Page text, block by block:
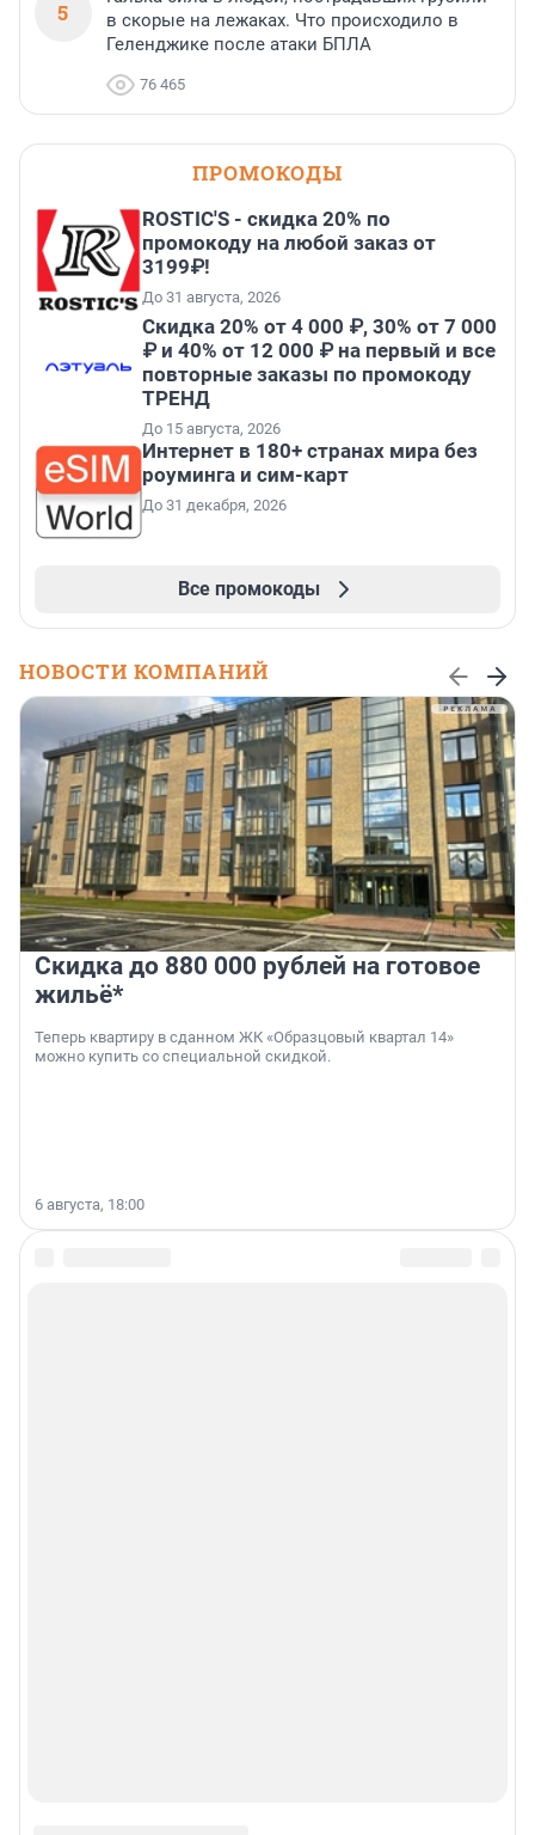
5
в скорые на лежаках. Что происходило в
Геленджике после атаки БПЛА
76 465
ПРОМОКОДЫ
ROSTIC'S - скидка 20% по
промокоду на любой заказ от
3199₽!
До 31 августа, 2026
Скидка 20% от 4 000 ₽, 30% от 7 000
₽ и 40% от 12 000 ₽ на первый и все
повторные заказы по промокоду
ТРЕНД
До 15 августа, 2026
Интернет в 180+ странах мира без
роуминга и сим-карт
До 31 декабря, 2026
Все промокоды
НОВОСТИ КОМПАНИЙ
Скидка до 880 000 рублей на готовое
жильё*
Теперь квартиру в сданном ЖК «Образцовый квартал 14»
можно купить со специальной скидкой.
6 августа, 18:00